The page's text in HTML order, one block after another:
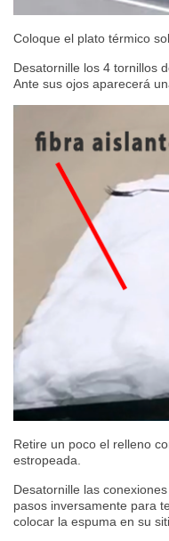
Coloque el plato térmico
Desatornille los 4 tornillos
Ante sus ojos aparecerá
Retire un poco el relleno
estropeada.
Desatornille las
pasos inversamente para
colocar la espuma en su